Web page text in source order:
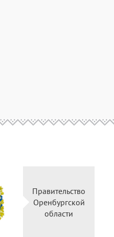
Правительство
Оренбургской
области